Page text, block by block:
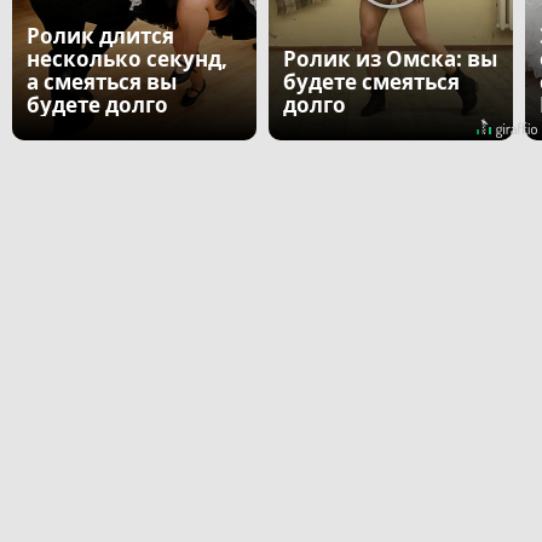
Ролик длится
несколько секунд,
а смеяться вы
будете долго
Ролик из Омска: вы
будете смеяться
долго